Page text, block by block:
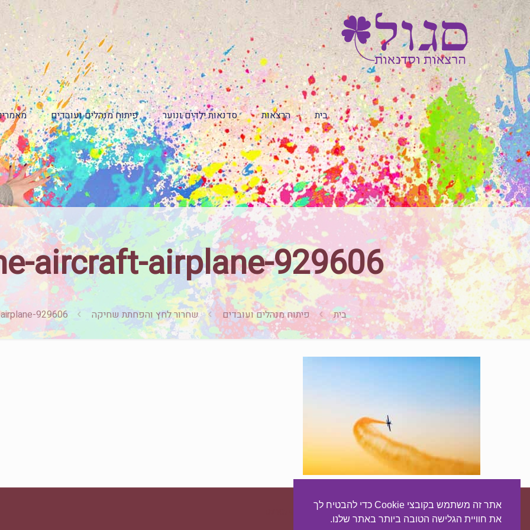
בית הרצאות סדנאות ילדים ונוער פיתוח מנהלים ועובדים
aircraft-airplane-929606
בית פיתוח מנהלים ועובדים שחרור לחץ והפחתת שחיקה 929606
עיצוב ובניית האתר: מאסטר סייט - יצירת נוכחות באינטרנט
אתר זה משתמש בקובצי Cookie כדי להבטיח לך
את חוויית הגלישה הטובה ביותר באתר שלנו.